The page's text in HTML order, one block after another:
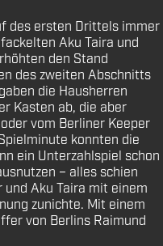
des ersten Drittels immer
Aku Taira und
den Stand
des zweiten Abschnitts
die Hausherren
Kasten ab, die aber
vom Berliner Keeper
konnten die
ein Unterzahlspiel schon
– alles schien
Aku Taira mit einem
zunichte. Mit einem
von Berlins Raimund